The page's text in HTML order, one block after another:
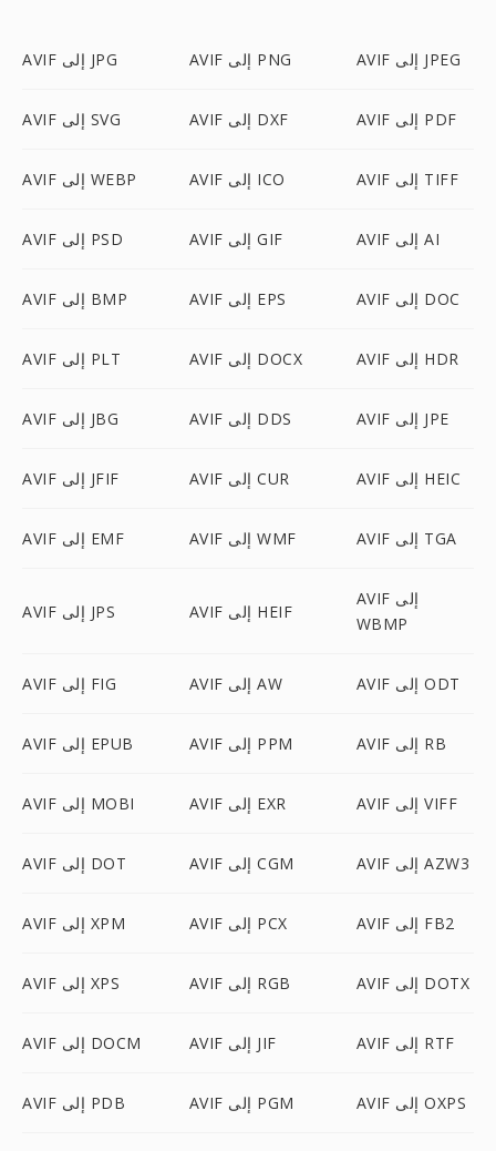
AVIF إلى JPG AVIF إلى PNG AVIF إلى JPEG
AVIF إلى SVG AVIF إلى DXF AVIF إلى PDF
AVIF إلى WEBP AVIF إلى ICO AVIF إلى TIFF
AVIF إلى PSD AVIF إلى GIF AVIF إلى AI
AVIF إلى BMP AVIF إلى EPS AVIF إلى DOC
AVIF إلى PLT AVIF إلى DOCX AVIF إلى HDR
AVIF إلى JBG AVIF إلى DDS AVIF إلى JPE
AVIF إلى JFIF AVIF إلى CUR AVIF إلى HEIC
AVIF إلى EMF AVIF إلى WMF AVIF إلى TGA
AVIF إلى JPS AVIF إلى HEIF
AVIF إلى
WBMP
AVIF إلى FIG AVIF إلى AW AVIF إلى ODT
AVIF إلى EPUB AVIF إلى PPM AVIF إلى RB
AVIF إلى MOBI AVIF إلى EXR AVIF إلى VIFF
AVIF إلى DOT AVIF إلى CGM AVIF إلى AZW3
AVIF إلى XPM AVIF إلى PCX AVIF إلى FB2
AVIF إلى XPS AVIF إلى RGB AVIF إلى DOTX
AVIF إلى DOCM AVIF إلى JIF AVIF إلى RTF
AVIF إلى PDB AVIF إلى PGM AVIF إلى OXPS